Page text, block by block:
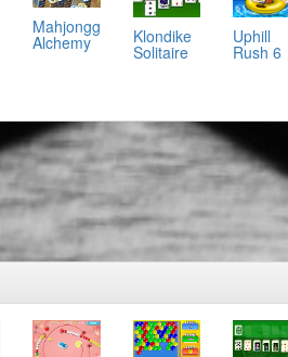
Mahjongg
Alchemy Klondike
Solitaire
Uphill
Rush 6